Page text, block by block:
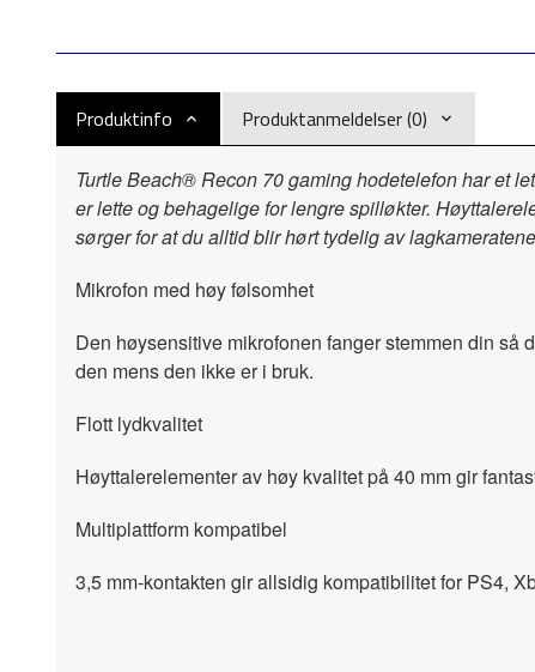
Produktinfo Produktanmeldelser (0)
Turtle Beach® Recon 70 gaming hodetelefon har et
er lette og behagelige for lengre spilløkter.
sørger for at du alltid blir hørt tydelig av
Mikrofon med høy følsomhet
Den høysensitive mikrofonen fanger stemmen din
den mens den ikke er i bruk.
Flott lydkvalitet
Høyttalerelementer av høy kvalitet på 40 mm gir
Multiplattform kompatibel
3,5 mm-kontakten gir allsidig kompatibilitet for PS4,